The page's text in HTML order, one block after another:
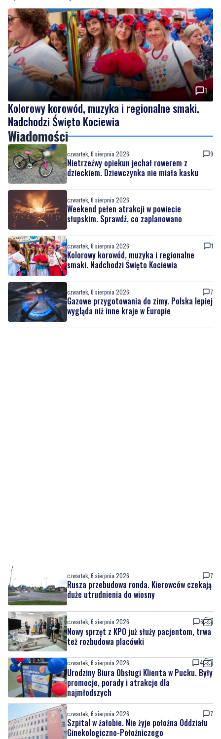
1
Kolorowy korowód, muzyka i regionalne smaki.
Nadchodzi Święto Kociewia
Wiadomości
czwartek, 6 sierpnia 2026 9
Nietrzeźwy opiekun jechał rowerem z
dzieckiem. Dziewczynka nie miała kasku
czwartek, 6 sierpnia 2026
Weekend pełen atrakcji w powiecie
słupskim. Sprawdź, co zaplanowano
czwartek, 6 sierpnia 2026 1
Kolorowy korowód, muzyka i regionalne
smaki. Nadchodzi Święto Kociewia
czwartek, 6 sierpnia 2026 7
Gazowe przygotowania do zimy. Polska lepiej
wygląda niż inne kraje w Europie
czwartek, 6 sierpnia 2026 7
Rusza przebudowa ronda. Kierowców czekają
duże utrudnienia do wiosny
czwartek, 6 sierpnia 2026 6
Nowy sprzęt z KPO już służy pacjentom, trwa
też rozbudowa placówki
czwartek, 6 sierpnia 2026 4
Urodziny Biura Obsługi Klienta w Pucku. Były
promocje, porady i atrakcje dla
najmłodszych
czwartek, 6 sierpnia 2026 7
Szpital w żałobie. Nie żyje położna Oddziału
Ginekologiczno-Położniczego